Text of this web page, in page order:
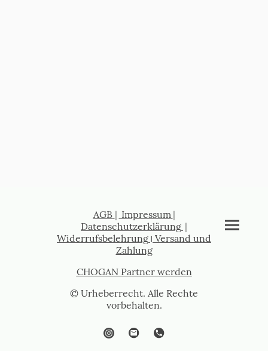
AGB | Impressum |
Datenschutzerklärung |
Widerrufsbelehrung I Versand und
Zahlung
CHOGAN Partner werden
© Urheberrecht. Alle Rechte
vorbehalten.